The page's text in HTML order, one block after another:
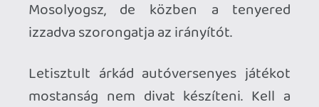
megköveteli. Criterionék már az előző
generációban olyan innovációt hajtottak
kevesen képesek. Ez a lendület pedig
2012-ig kitart, amikor is a guildfordi